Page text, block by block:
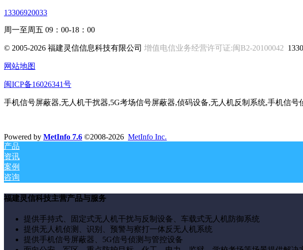
13306920033
周一至周五 09：00-18：00
© 2005-2026 福建灵信信息科技有限公司 增值电信业务经营许可证:闽B2-20100042
网站地图
闽ICP备16026341号
手机信号屏蔽器,无人机干扰器,5G考场信号屏蔽器,侦码设备,无人机反制系统,手机信
Powered by MetInfo 7.6 ©2008-2026 MetInfo Inc.
产品
资讯
案例
咨询
福建灵信科技主营产品与服务
提供手持式、固定式无人机干扰与反制设备、车载式无人机防御系统
提供无人机侦测、识别、预警与察打一体反无人机系统
提供手机信号屏蔽器、5G信号侦测与管控设备